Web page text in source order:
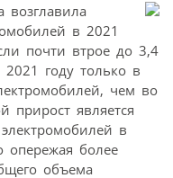
возглавила
в 2021
почти втрое до 3,4
году только в
чем во
прирост является
в
опережая более
объема